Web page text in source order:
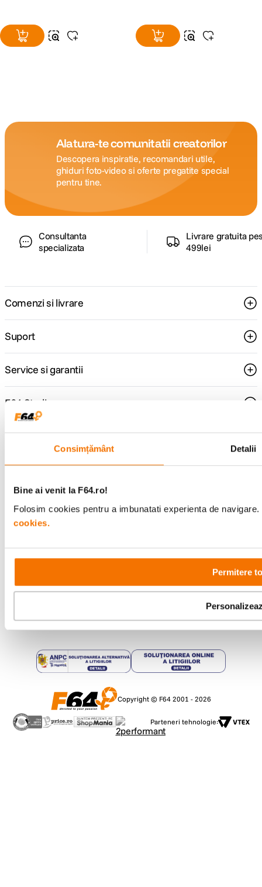
Consimțământ Detalii
Bine ai venit la F64.ro!
Folosim cookies pentru a imbunatati experienta de
cookies.
Permitere
Alatura-te comunitatii creatorilor
Descopera inspiratie, recomandari utile,
ghiduri foto-video si oferte pregatite special
pentru tine.
Consultanta
specializata
Livrare gratuita
499lei
Comenzi si livrare
Suport
Service si garantii
F64 Studio
Urmareste-ne
Metode de plata
Comenzi si suport
09:00 - 21:00
Copyright © F64 2001 - 2026
Parteneri tehnologie: